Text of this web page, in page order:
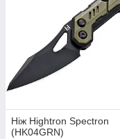
Ніж Hightron Spectron
(HK04GRN)